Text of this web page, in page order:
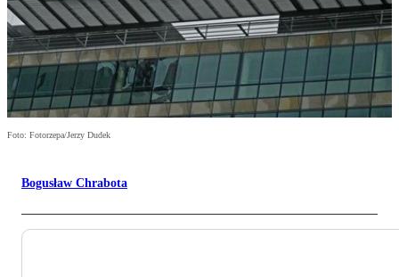
Foto: Fotorzepa/Jerzy Dudek
Bogusław Chrabota